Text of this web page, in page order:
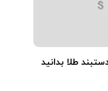
طلا بدانید